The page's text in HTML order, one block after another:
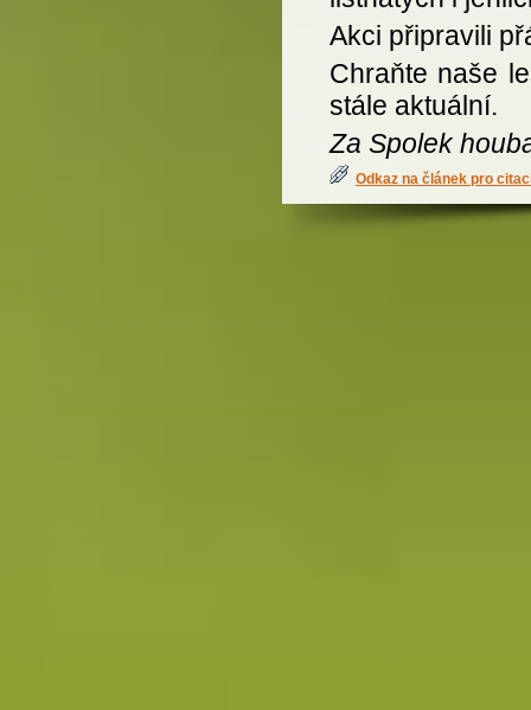
Akci připravili
Chraňte naše
stále aktuální.
Za Spolek
Odkaz na článek pro